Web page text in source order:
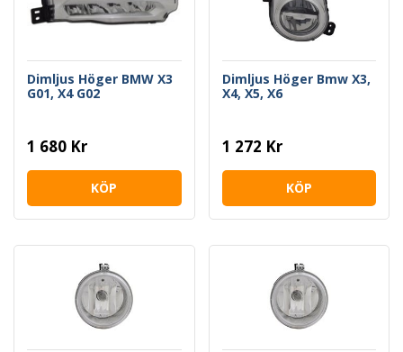
Dimljus Höger BMW X3
G01, X4 G02
1 680 Kr
KÖP
Dimljus Höger Bmw X3,
X4, X5, X6
1 272 Kr
KÖP